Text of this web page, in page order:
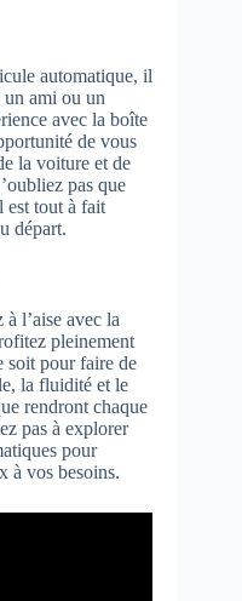
automatique, il
ami ou un
avec la boîte
de vous
la voiture et de
pas que
est tout à fait
départ.
l’aise avec la
pleinement
soit pour faire de
la fluidité et le
rendront chaque
pas à explorer
pour
à vos besoins.